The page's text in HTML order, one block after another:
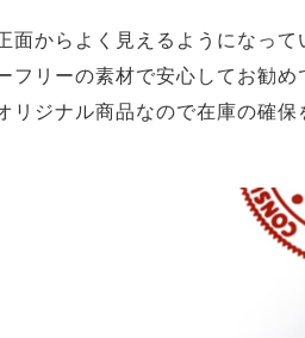
面からよく見えるようになっ
フリーの素材で安心してお勧
リジナル商品なので在庫の確